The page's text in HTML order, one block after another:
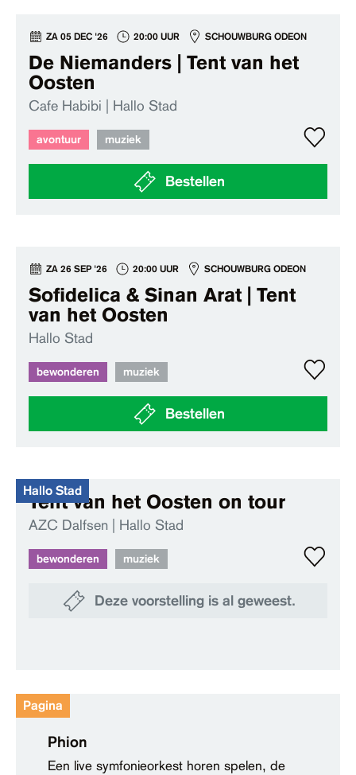
ZA 05 DEC '26 20:00 UUR SCHOUWBURG ODEON
De Niemanders | Tent van het
Oosten
Cafe Habibi | Hallo Stad
avontuur muziek
Bestellen
ZA 26 SEP '26 20:00 UUR SCHOUWBURG ODEON
Sofidelica & Sinan Arat | Tent
van het Oosten
Hallo Stad
bewonderen muziek
Bestellen
Hallo Stad
Tent van het Oosten on tour
AZC Dalfsen | Hallo Stad
bewonderen muziek
Deze voorstelling is al geweest.
Pagina
Phion
Een live symfonieorkest horen spelen, de